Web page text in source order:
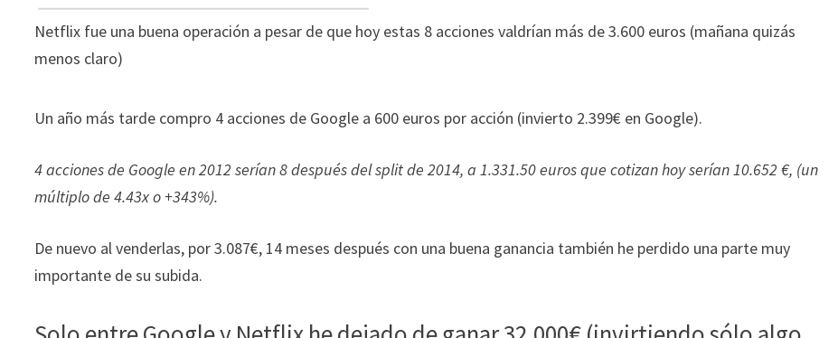
Netflix fue una buena operación a pesar de que hoy estas 8 acciones valdrían más de 3.600 euros (mañana quizás
menos claro)
Un año más tarde compro 4 acciones de Google a 600 euros por acción (invierto 2.399€ en Google).
4 acciones de Google en 2012 serían 8 después del split de 2014, a 1.331.50 euros que cotizan hoy serían 10.652 €, (un
múltiplo de 4.43x o +343%).
De nuevo al venderlas, por 3.087€, 14 meses después con una buena ganancia también he perdido una parte muy
importante de su subida.